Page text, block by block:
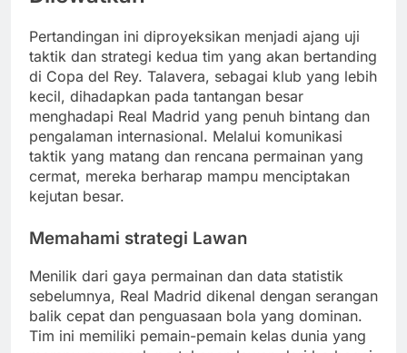
Pertandingan ini diproyeksikan menjadi ajang uji
taktik dan strategi kedua tim yang akan bertanding
di Copa del Rey. Talavera, sebagai klub yang lebih
kecil, dihadapkan pada tantangan besar
menghadapi Real Madrid yang penuh bintang dan
pengalaman internasional. Melalui komunikasi
taktik yang matang dan rencana permainan yang
cermat, mereka berharap mampu menciptakan
kejutan besar.
Memahami strategi Lawan
Menilik dari gaya permainan dan data statistik
sebelumnya, Real Madrid dikenal dengan serangan
balik cepat dan penguasaan bola yang dominan.
Tim ini memiliki pemain-pemain kelas dunia yang